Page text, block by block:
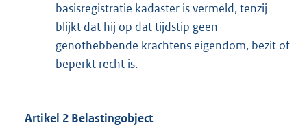
basisregistratie kadaster is vermeld, tenzij
blijkt dat hij op dat tijdstip geen
genothebbende krachtens eigendom, bezit of
beperkt recht is.
Artikel 2 Belastingobject